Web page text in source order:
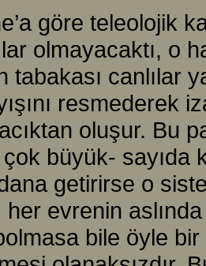
göre teleolojik
olmayacaktı, o
tabakası canlılar
resmederek
oluşur. Bu
büyük- sayıda
getirirse o
her evrenin
bile öyle